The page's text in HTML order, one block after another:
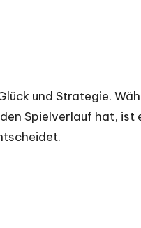
und Strategie.
Spielverlauf hat, ist